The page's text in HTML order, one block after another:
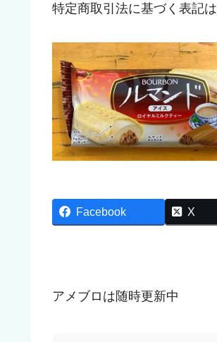
特定商取引法に基づく表記は
Facebook X
アメブロは随時更新中